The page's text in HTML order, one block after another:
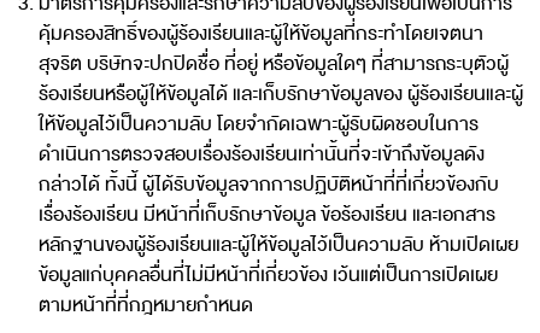
คุ้มครองสิทธิ์ของผู้ร้องเรียนและผู้ให้ข้อมูลที่กระทำโดยเจตนา
สุจริต บริษัทจะปกปิดชื่อ ที่อยู่ หรือข้อมูลใดๆ ที่สามารถระบุตัวผู้
ร้องเรียนหรือผู้ให้ข้อมูลได้ และเก็บรักษาข้อมูลของ ผู้ร้องเรียนและผู้
ให้ข้อมูลไว้เป็นความลับ โดยจำกัดเฉพาะผู้รับผิดชอบในการ
ดำเนินการตรวจสอบเรื่องร้องเรียนเท่านั้นที่จะเข้าถึงข้อมูลดัง
กล่าวได้ ทั้งนี้ ผู้ได้รับข้อมูลจากการปฏิบัติหน้าที่ที่เกี่ยวข้องกับ
เรื่องร้องเรียน มีหน้าที่เก็บรักษาข้อมูล ข้อร้องเรียน และเอกสาร
หลักฐานของผู้ร้องเรียนและผู้ให้ข้อมูลไว้เป็นความลับ ห้ามเปิดเผย
ข้อมูลแก่บุคคลอื่นที่ไม่มีหน้าที่เกี่ยวข้อง เว้นแต่เป็นการเปิดเผย
ตามหน้าที่ที่กฎหมายกำหนด